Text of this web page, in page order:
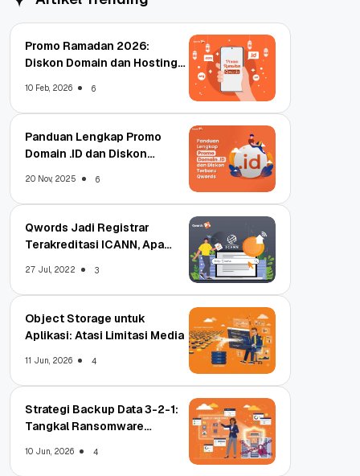
Promo Ramadan 2026:
Diskon Domain dan Hosting
10 Feb, 2026 6
Panduan Lengkap Promo
Domain .ID dan Diskon
20 Nov, 2025 6
Qwords Jadi Registrar
Terakreditasi ICANN, Apa
27 Jul, 2022 3
Object Storage untuk
Aplikasi: Atasi Limitasi Media
11 Jun, 2026 4
Strategi Backup Data 3-2-1:
Tangkal Ransomware
10 Jun, 2026 4